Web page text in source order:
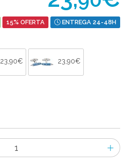
15% OFERTA ENTREGA 24-48H
23,90€ 23,90€